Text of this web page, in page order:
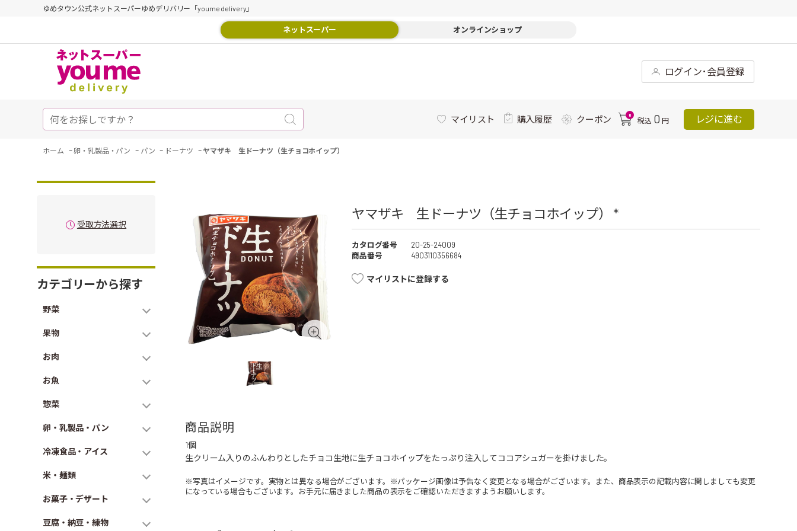
ゆめタウン公式ネットスーパーゆめデリバリー「youme delivery」
ネットスーパー オンラインショップ
ログイン･会員登録
マイリスト 購入履歴 クーポン 0
税込 0 円 レジに進む
ホーム -卵・乳製品・パン - パン - ドーナツ -ヤマザキ 生ドーナツ（生チョコホイップ）
受取方法選択
カテゴリーから探す
野菜
果物
お肉
お魚
惣菜
卵・乳製品・パン
冷凍食品・アイス
米・麺類
お菓子・デザート
豆腐・納豆・練物
ヤマザキ 生ドーナツ（生チョコホイップ） *
カタログ番号
20-25-24009
商品番号
4903110356684
マイリストに登録する
商品説明
1個
生クリーム入りのふんわりとしたチョコ生地に生チョコホイップをたっぷり注入してココアシュガーを掛けました。
※写真はイメージです。実物とは異なる場合がございます。※パッケージ画像は予告なく変更となる場合がございます。また、商品表示の記載内容に関しましても変更
になっている場合もございます。お手元に届きました商品の表示をご確認いただきますようお願いします。